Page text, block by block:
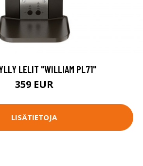
LELIT "WILLIAM PL71"
359 EUR
LISÄTIETOJA